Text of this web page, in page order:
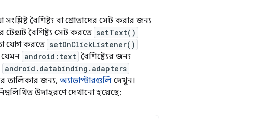
বৈশিষ্ট্য বা শ্রোতাদের সেট করার জন্য
টেক্সট বৈশিষ্ট্য সেট করতে setText()
যোগ করতে setOnClickListener()
যেমন android:text বৈশিষ্ট্যের জন্য
android.databinding.adapters
তালিকার জন্য, অ্যাডাপ্টারগুলি দেখুন।
উদাহরণে দেখানো হয়েছে: